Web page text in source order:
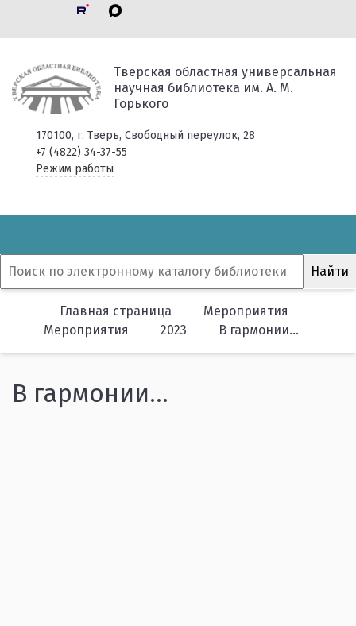
Тверская областная универсальная
научная библиотека им. А. М.
Горького
170100, г. Тверь, Свободный переулок, 28
+7 (4822) 34-37-55
Режим работы
Главная страница
Мероприятия
Мероприятия
2023 В гармонии…
В гармонии…